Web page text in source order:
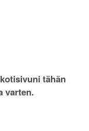
tähän
varten.